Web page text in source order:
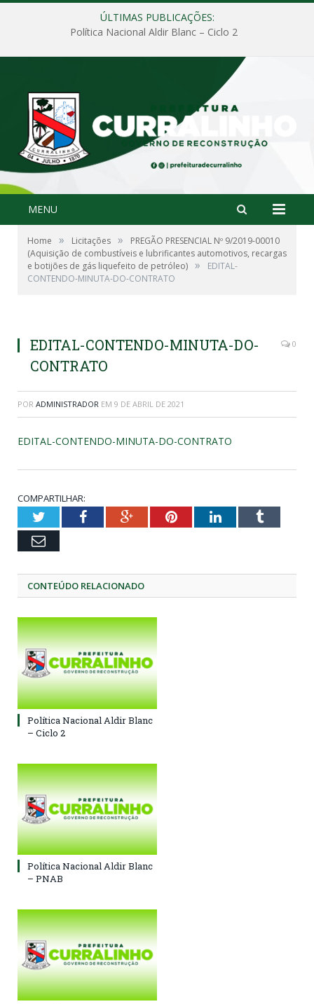
ÚLTIMAS PUBLICAÇÕES:
Política Nacional Aldir Blanc – Ciclo 2
MENU
Home » Licitações »
PREGÃO PRESENCIAL Nº 9/2019-00010
(Aquisição de combustíveis e lubrificantes automotivos, recargas
e botijões de gás liquefeito de petróleo) »
EDITAL-
CONTENDO-MINUTA-DO-CONTRATO
EDITAL-CONTENDO-MINUTA-DO-
CONTRATO
0
POR ADMINISTRADOR EM 9 DE ABRIL DE 2021
EDITAL-CONTENDO-MINUTA-DO-CONTRATO
COMPARTILHAR:
TwitterFacebookGoogle+PinterestLinkedInTumblr
Email
CONTEÚDO RELACIONADO
Política Nacional Aldir Blanc
– Ciclo 2
Política Nacional Aldir Blanc
– PNAB